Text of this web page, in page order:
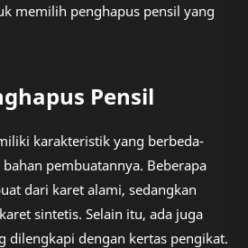
memilih penghapus pensil yang
Pensil
karakteristik yang berbeda-
pembuatannya. Beberapa
dari karet alami, sedangkan
sintetis. Selain itu, ada juga
dilengkapi dengan kertas pengikat.